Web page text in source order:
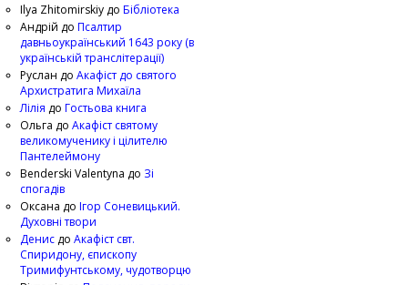
Ilya Zhitomirskiy до Бібліотека
Андрій до Псалтир
давньоукраїнський 1643 року (в
українській транслітерації)
Руслан до Акафіст до святого
Архистратига Михаїла
Лілія до Гостьова книга
Ольга до Акафіст святому
великомученику і цілителю
Пантелеймону
Benderski Valentyna до Зі
спогадів
Оксана до Ігор Соневицький.
Духовні твори
Денис до Акафіст свт.
Спиридону, єпископу
Тримифунтському, чудотворцю